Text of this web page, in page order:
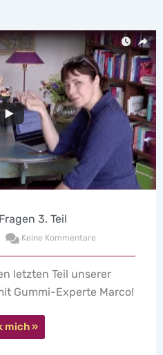
Fragen 2. Teil
Keine Kommentare
Marco hat Eure Fragen
Und auch die
Kondome sind cool!